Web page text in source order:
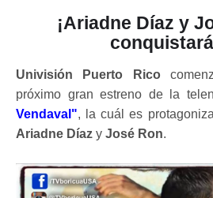
¡Ariadne Díaz y
Univisión Puerto Rico
próximo gran estreno de la
Vendaval", la cuál es
Ariadne Díaz y José Ron.